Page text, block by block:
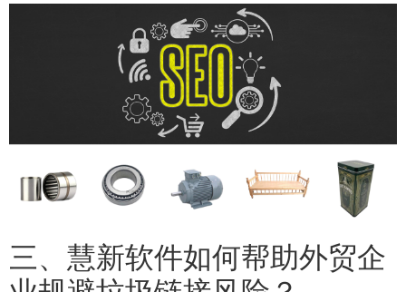
三、慧新软件如何帮助外贸企